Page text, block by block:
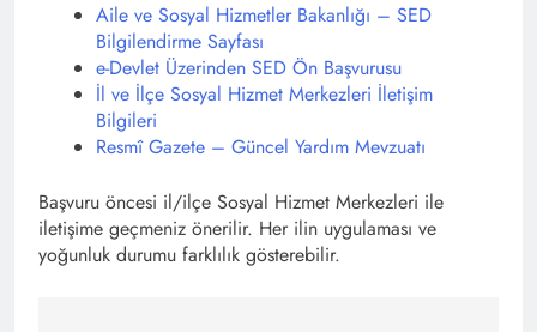
Aile ve Sosyal Hizmetler Bakanlığı – SED
Bilgilendirme Sayfası
e-Devlet Üzerinden SED Ön Başvurusu
İl ve İlçe Sosyal Hizmet Merkezleri İletişim
Bilgileri
Resmî Gazete – Güncel Yardım Mevzuatı
Başvuru öncesi il/ilçe Sosyal Hizmet Merkezleri ile
iletişime geçmeniz önerilir. Her ilin uygulaması ve
yoğunluk durumu farklılık gösterebilir.